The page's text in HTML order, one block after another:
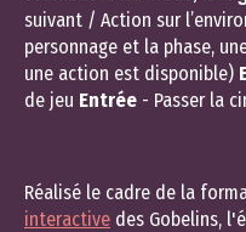
suivant / Action sur
personnage et la phase,
une action est disponible)
de jeu Entrée - Passer la
Réalisé le cadre de la
interactive des Gobelins,